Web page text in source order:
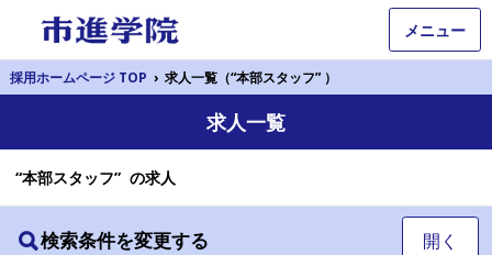
メニュー
採用ホームページ TOP › 求人一覧（“本部スタッフ” ）
求人一覧
“本部スタッフ” の求人
検索条件を変更する 開く